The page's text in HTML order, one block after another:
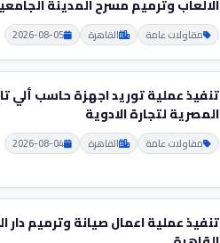
الالعاب وترميم مسرح المدينة
مقاولات عامة القاهرة 2026-08-05
تنفيذ عملية توريد اجهزة حاسب ألي
المصرية لتجارة الادوية
مقاولات عامة القاهرة 2026-08-04
تنفيذ عملية اعمال صيانة وترميم دار